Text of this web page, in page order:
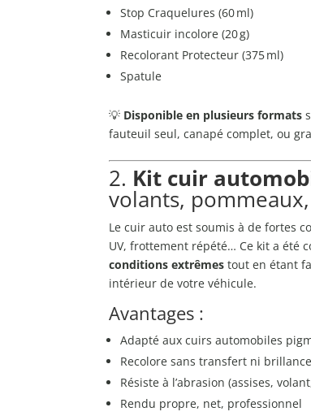
Stop Craquelures (60 ml)
Masticuir incolore (20 g)
Recolorant Protecteur (375 ml)
Spatule
💡 Disponible en plusieurs formats
fauteuil seul, canapé complet, ou
2. Kit cuir
volants,
Le cuir auto est soumis à de fortes
UV, frottement répété… Ce kit a été
conditions extrêmes tout en étant
intérieur de votre véhicule.
Avantages :
Adapté aux cuirs automobiles
Recolore sans transfert ni brillance
Résiste à l’abrasion (assises,
Rendu propre, net, professionnel